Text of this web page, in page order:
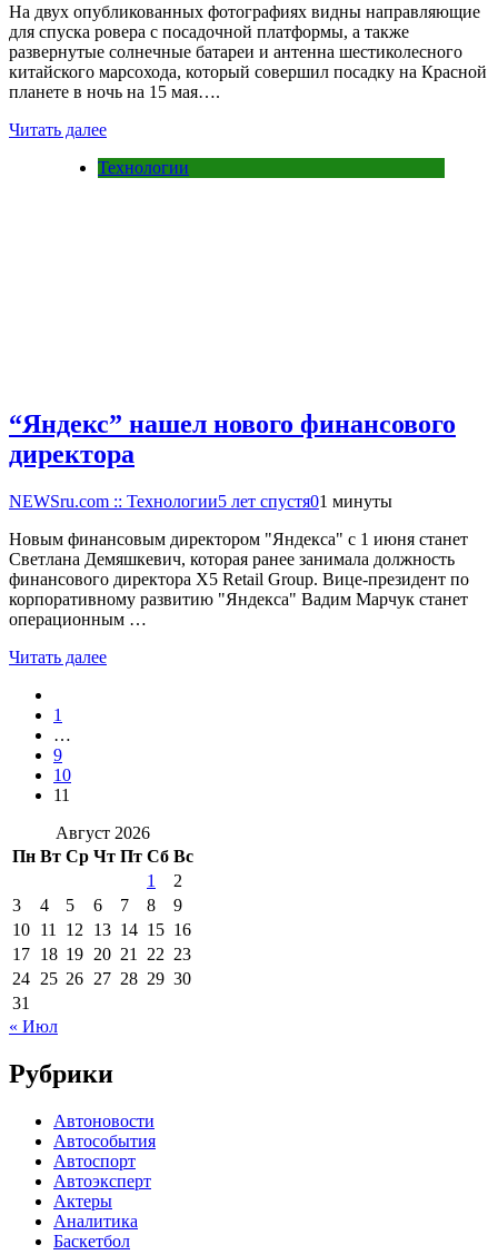
На двух опубликованных фотографиях видны направляющие
для спуска ровера с посадочной платформы, а также
развернутые солнечные батареи и антенна шестиколесного
китайского марсохода, который совершил посадку на Красной
планете в ночь на 15 мая….
Читать далее
Технологии
“Яндекс” нашел нового финансового
директора
NEWSru.com :: Технологии5 лет спустя01 минуты
Новым финансовым директором "Яндекса" с 1 июня станет
Светлана Демяшкевич, которая ранее занимала должность
финансового директора X5 Retail Group. Вице-президент по
корпоративному развитию "Яндекса" Вадим Марчук станет
операционным …
Читать далее
1
…
9
10
11
Август 2026
Пн Вт Ср Чт Пт Сб Вс
1
2
3
4 5 6 7 8
9
10 11 12 13 14 15 16
17 18 19 20 21 22 23
24 25 26 27 28 29 30
31
« Июл
Рубрики
Автоновости
Автособытия
Автоспорт
Автоэксперт
Актеры
Аналитика
Баскетбол